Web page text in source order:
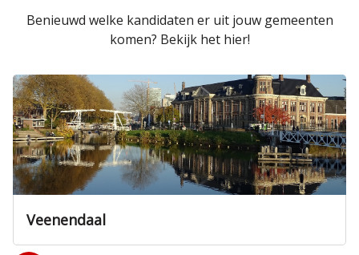
Benieuwd welke kandidaten er uit jouw gemeenten
komen? Bekijk het hier!
Zeist